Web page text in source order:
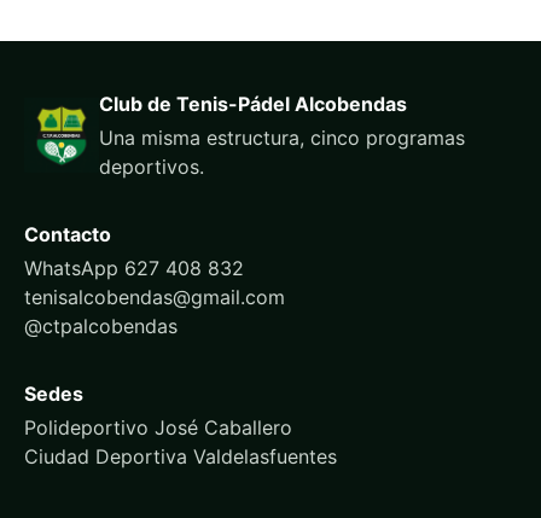
Club de Tenis-Pádel Alcobendas
Una misma estructura, cinco programas
deportivos.
Contacto
WhatsApp 627 408 832
tenisalcobendas@gmail.com
@ctpalcobendas
Sedes
Polideportivo José Caballero
Ciudad Deportiva Valdelasfuentes